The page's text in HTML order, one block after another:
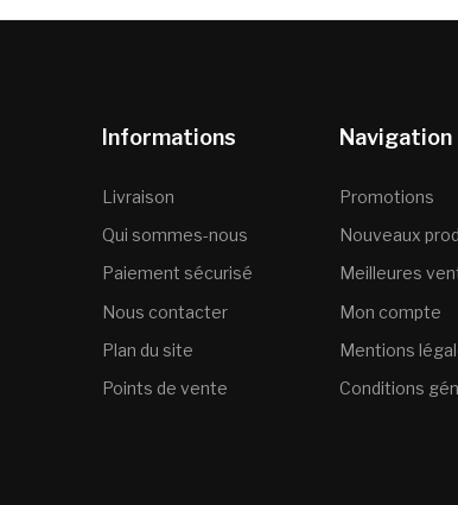
Informations
Livraison
Qui sommes-nous
Paiement sécurisé
Nous contacter
Plan du site
Points de vente
Navigation
Promotions
Nouveaux
Meilleures
Mon compte
Mentions
Conditions